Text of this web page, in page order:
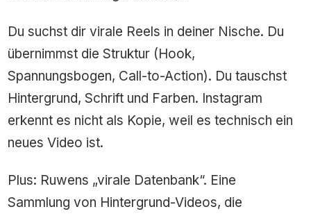
Du suchst dir virale Reels in deiner Nische. Du
übernimmst die Struktur (Hook,
Spannungsbogen, Call-to-Action). Du tauschst
Hintergrund, Schrift und Farben. Instagram
erkennt es nicht als Kopie, weil es technisch ein
neues Video ist.
Plus: Ruwens „virale Datenbank“. Eine
Sammlung von Hintergrund-Videos, die